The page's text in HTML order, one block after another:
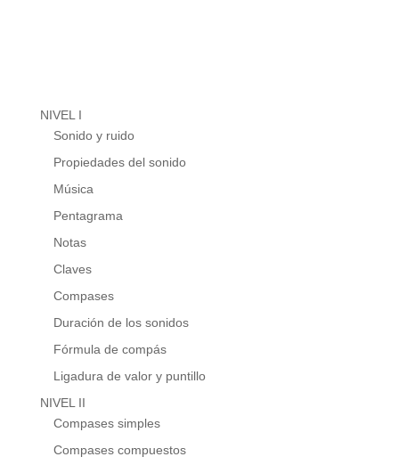
NIVEL I
Sonido y ruido
Propiedades del sonido
Música
Pentagrama
Notas
Claves
Compases
Duración de los sonidos
Fórmula de compás
Ligadura de valor y puntillo
NIVEL II
Compases simples
Compases compuestos